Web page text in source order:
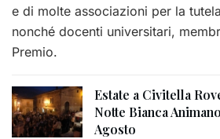
e di molte associazioni per la
nonché docenti universitari,
Premio.
Estate a Civitella
Notte Bianca
Agosto